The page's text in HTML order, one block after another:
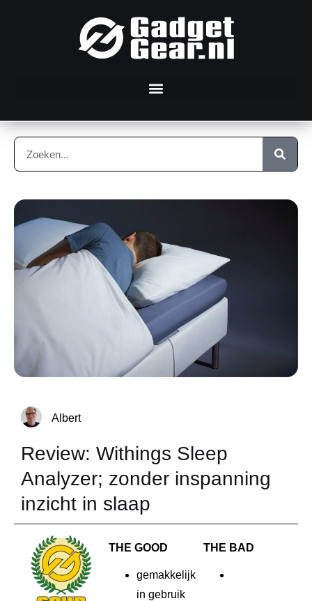
Albert
Review: Withings Sleep
Analyzer; zonder inspanning
inzicht in slaap
THE GOOD
gemakkelijk
in gebruik
THE BAD